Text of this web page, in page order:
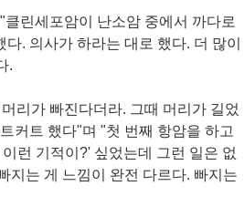
린세포암이 난소암 중에서 까다로
. 의사가 하라는 대로 했다. 더 많이
.
리가 빠진다더라. 그때 머리가 길었
커트 했다"며 "첫 번째 항암을 하고
런 기적이?' 싶었는데 그런 일은 없
지는 게 느낌이 완전 다르다. 빠지는